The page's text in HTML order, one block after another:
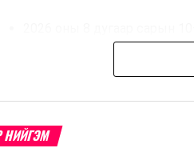
2026 оны 8 дугаар сарын
Энэ хугацаанд хүүхэд
НИЙГЭМ